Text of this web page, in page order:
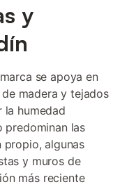
y
se apoya en
madera y tejados
la humedad
predominan las
propio, algunas
y muros de
más reciente